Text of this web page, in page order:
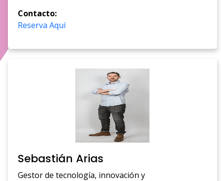
Contacto:
Reserva Aquí
Sebastián Arias
Gestor de tecnología, innovación y